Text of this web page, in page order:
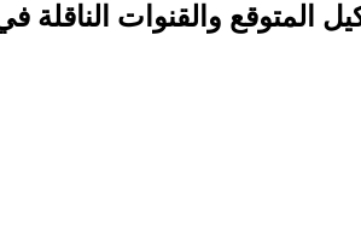
والقنوات الناقلة في